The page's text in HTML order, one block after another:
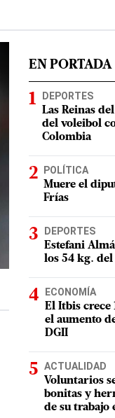
EN PORTADA
DEPORTES
Las Reinas
del voleibol
Colombia
POLÍTICA
Muere el
Frías
DEPORTES
Estefani
los 54 kg. del
ECONOMÍA
El Itbis crece
el aumento
DGII
ACTUALIDAD
Voluntarios
bonitas y
de su trabajo